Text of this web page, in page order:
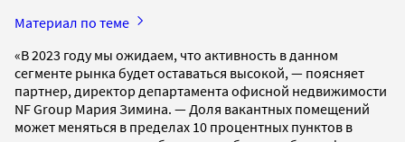
Материал по теме
«В 2023 году мы ожидаем, что активность в данном
сегменте рынка будет оставаться высокой, — поясняет
партнер, директор департамента офисной недвижимости
NF Group Мария Зимина. — Доля вакантных помещений
может меняться в пределах 10 процентных пунктов в